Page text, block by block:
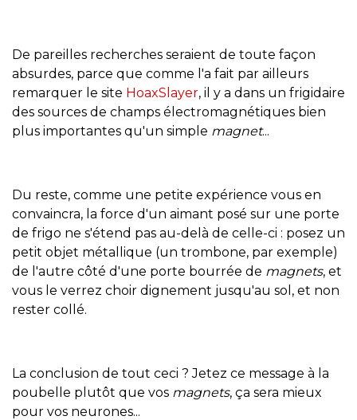
De pareilles recherches seraient de toute façon
absurdes, parce que comme l'a fait par ailleurs
remarquer le site HoaxSlayer, il y a dans un frigidaire
des sources de champs électromagnétiques bien
plus importantes qu'un simple magnet...
Du reste, comme une petite expérience vous en
convaincra, la force d'un aimant posé sur une porte
de frigo ne s'étend pas au-delà de celle-ci : posez un
petit objet métallique (un trombone, par exemple)
de l'autre côté d'une porte bourrée de magnets, et
vous le verrez choir dignement jusqu'au sol, et non
rester collé.
La conclusion de tout ceci ? Jetez ce message à la
poubelle plutôt que vos magnets, ça sera mieux
pour vos neurones...